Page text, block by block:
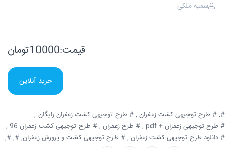
سمیه ملکی
قیمت:10000تومان
خرید آنلاین
#, # طرح توجیهی کشت زعفران , # طرح توجیهی کشت زعفران رایگان ,
# طرح توجیهی زعفران + pdf ,
# طرح زعفران , # طرح توجیهی کشت زعفران 96 ,
# دانلود طرح توجیهی کشت زعفران , # طرح توجیهی کشت و پرورش زعفران, #,
#,